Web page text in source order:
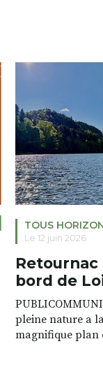
TOUS
Le 12 juin 2026
Retournac
bord de
pleine nature a
magnifique plan